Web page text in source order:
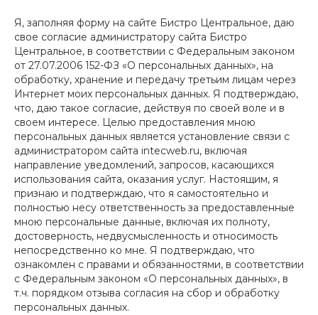
Я, заполняя форму на сайте Бистро Центральное, даю
свое согласие администратору сайта Бистро
Центральное, в соответствии с Федеральным законом
от 27.07.2006 152-ФЗ «О персональных данных», на
обработку, хранение и передачу третьим лицам через
Интернет моих персональных данных. Я подтверждаю,
что, даю такое согласие, действуя по своей воле и в
своем интересе. Целью предоставления мною
персональных данных является установление связи с
администратором сайта intecweb.ru, включая
направление уведомлений, запросов, касающихся
использования сайта, оказания услуг. Настоящим, я
признаю и подтверждаю, что я самостоятельно и
полностью несу ответственность за предоставленные
мною персональные данные, включая их полноту,
достоверность, недвусмысленность и относимость
непосредственно ко мне. Я подтверждаю, что
ознакомлен с правами и обязанностями, в соответствии
с Федеральным законом «О персональных данных», в
т.ч. порядком отзыва согласия на сбор и обработку
персональных данных.